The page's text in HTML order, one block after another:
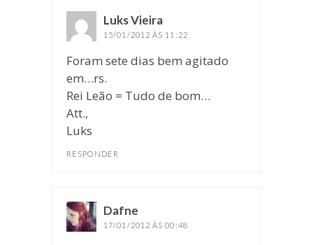
Luks Vieira
15/01/2012 ÀS 11:22
Foram sete dias bem agitado
em…rs.
Rei Leão = Tudo de bom…
Att.,
Luks
RESPONDER
Dafne
17/01/2012 ÀS 00:48